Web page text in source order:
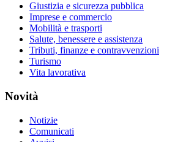
Giustizia e sicurezza pubblica
Imprese e commercio
Mobilità e trasporti
Salute, benessere e assistenza
Tributi, finanze e contravvenzioni
Turismo
Vita lavorativa
Novità
Notizie
Comunicati